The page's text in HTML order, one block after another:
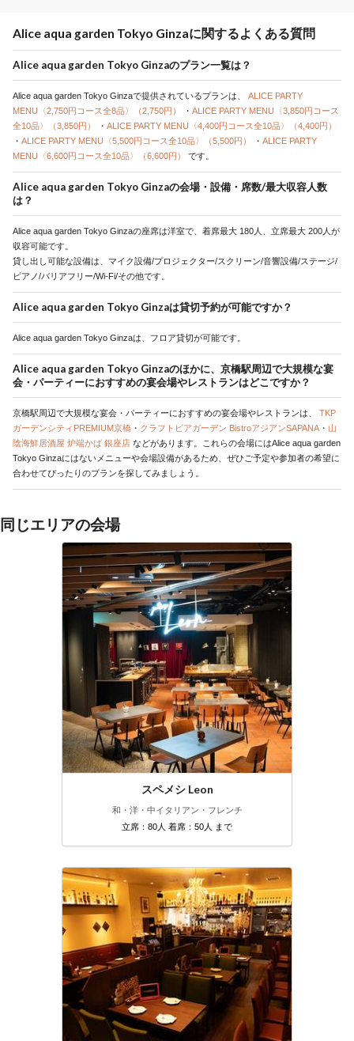
Alice aqua garden Tokyo Ginzaに関するよくある質問
Alice aqua garden Tokyo Ginzaのプラン一覧は？
Alice aqua garden Tokyo Ginzaで提供されているプランは、 ALICE PARTY
MENU〈2,750円コース全8品〉（2,750円）
・ ALICE PARTY MENU〈3,850円コース
全10品〉（3,850円）
・ ALICE PARTY MENU〈4,400円コース全10品〉（4,400円）
・ ALICE PARTY MENU〈5,500円コース全10品〉（5,500円） ・ ALICE PARTY
MENU〈6,600円コース全10品〉（6,600円） です。
Alice aqua garden Tokyo Ginzaの会場・設備・席数/最大収容人数
は？
Alice aqua garden Tokyo Ginzaの座席は洋室で、着席最大 180人、立席最大 200人が
収容可能です。
貸し出し可能な設備は、マイク設備/プロジェクター/スクリーン/音響設備/ステージ/
ピアノ/バリアフリー/Wi-Fi/その他です。
Alice aqua garden Tokyo Ginzaは貸切予約が可能ですか？
Alice aqua garden Tokyo Ginzaは、フロア貸切が可能です。
Alice aqua garden Tokyo Ginzaのほかに、京橋駅周辺で大規模な宴
会・パーティーにおすすめの宴会場やレストランはどこですか？
京橋駅周辺で大規模な宴会・パーティーにおすすめの宴会場やレストランは、 TKP
ガーデンシティPREMIUM京橋 ・ クラフトビアガーデン BistroアジアンSAPANA ・ 山
陰海鮮居酒屋 炉端かば 銀座店 などがあります。これらの会場にはAlice aqua garden
Tokyo Ginzaにはないメニューや会場設備があるため、ぜひご予定や参加者の希望に
合わせてぴったりのプランを探してみましょう。
同じエリアの会場
スペメシ Leon
和・洋・中イタリアン・フレンチ
立席：80人 着席：50人 まで